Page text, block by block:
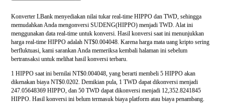
Konverter LBank menyediakan nilai tukar real-time HIPPO dan TWD, sehingga
memudahkan Anda mengonversi SUDENG(HIPPO) menjadi TWD. Alat ini
menggunakan data real-time untuk konversi. Hasil konversi saat ini menunjukkan
harga real-time HIPPO adalah NT$0.004048. Karena harga mata uang kripto sering
berfluktuasi, kami sarankan Anda memeriksa kembali halaman ini sebelum
bertransaksi untuk melihat hasil konversi terbaru.
1 HIPPO saat ini bernilai NT$0.004048, yang berarti membeli 5 HIPPO akan
dikenakan biaya NT$0.0202. Demikian pula, 1 TWD dapat dikonversi menjadi
247.05648369 HIPPO, dan 50 TWD dapat dikonversi menjadi 12,352.8241845
HIPPO. Hasil konversi ini belum termasuk biaya platform atau biaya penambang.